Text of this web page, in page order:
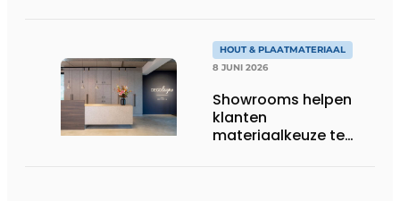
HOUT & PLAATMATERIAAL
8 JUNI 2026
Showrooms helpen
klanten
materiaalkeuze te